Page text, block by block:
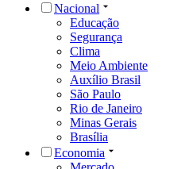
Nacional
Educação
Segurança
Clima
Meio Ambiente
Auxílio Brasil
São Paulo
Rio de Janeiro
Minas Gerais
Brasília
Economia